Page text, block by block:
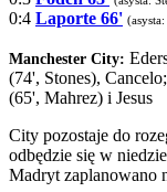
0:4 Laporte 66'
Manchester City:
(74', Stones),
(65', Mahrez) i Jesus
City pozostaje do
odbędzie się w
Madryt zaplanowano